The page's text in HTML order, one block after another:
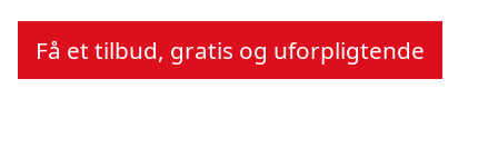
Få et tilbud, gratis og uforpligtende